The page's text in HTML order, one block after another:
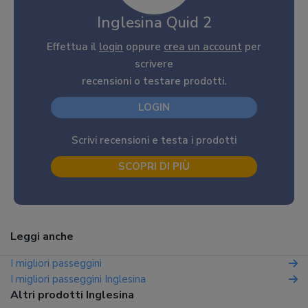
Inglesina Quid 2
Effettua il login oppure crea un account per
scrivere
recensioni o testare prodotti.
LOGIN
Scrivi recensioni e testa i prodotti
SCOPRI DI PIÙ
Leggi anche
I migliori passeggini
I migliori passeggini Inglesina
Altri prodotti Inglesina